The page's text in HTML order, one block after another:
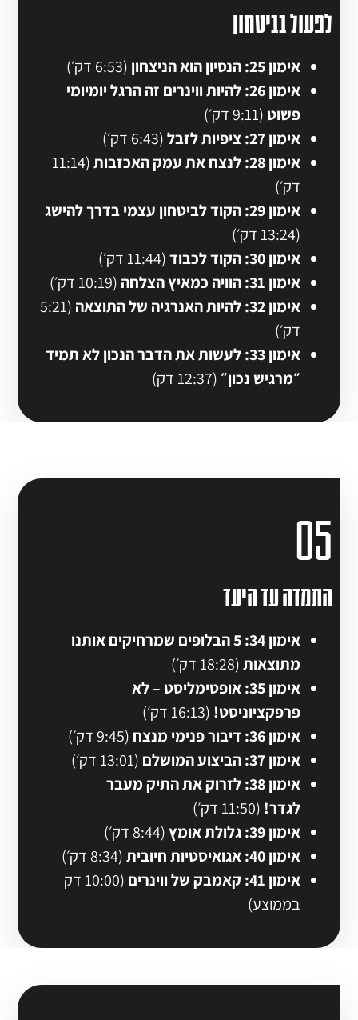
לפעול בביטחון
אימון 25: הנסיון הוא הניצחון
(6:53 דק׳)
אימון 26: להיות ווינרים זה הרגל יומיומי
פשוט (9:11 דק׳)
אימון 27: ציפיות לזבל
(6:43 דק׳)
אימון 28: לנצח את עמק האכזבות
(11:14
דק׳)
אימון 29: הקוד לביטחון עצמי בדרך להישג
(13:24 דק׳)
אימון 30:
הקוד לכבוד(11:44 דק׳)
אימון 31: הוויה כמאיץ הצלחה
(10:19 דק׳)
אימון 32: להיות האנרגיה של התוצאה
(5:21
דק׳)
אימון 33: לעשות את הדבר הנכון לא תמיד
״מרגיש נכון״ (12:37 דק)
05
התמדה עד היעד
אימון 34: 5 הבלופים שמרחיקים אותנו
מתוצאות(18:28 דק׳)
אימון 35: אופטימליסט – לא
פרפקציוניסט! (16:13 דק׳)
אימון 36: דיבור פנימי מנצח
(9:45 דק׳)
אימון 37: הביצוע המושלם
(13:01 דק׳)
אימון 38: לזרוק את התיק מעבר
לגדר! (11:50 דק׳)
אימון 39: גלולת אומץ
(8:44 דק׳)
אימון 40:
אגואיסטיות חיובית(8:34 דק׳)
אימון 41: קאמבק של ווינרים
(10:00 דק
בממוצע)